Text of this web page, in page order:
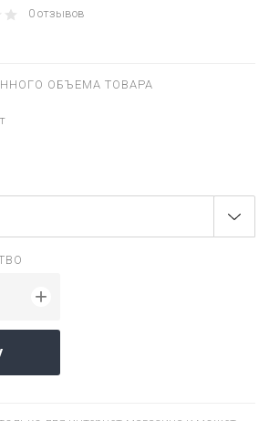
0 отзывов
ОБЪЕМА ТОВАРА
+